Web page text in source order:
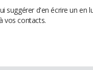
suggérer d'en écrire un en
vos contacts.